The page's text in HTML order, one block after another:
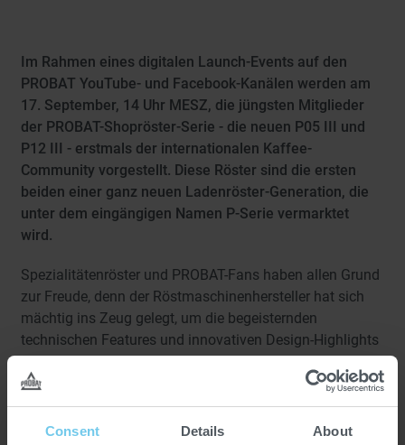
Consent Details About
Im Rahmen eines digitalen Launch-Events auf den
PROBAT YouTube- und Facebook-Kanälen werden am
17. September, 14 Uhr MESZ, die jüngsten Mitglieder
der PROBAT-Shopröster-Serie - die neuen P05 III und
P12 III - erstmals der internationalen Kaffee-
Community vorgestellt. Diese Röster sind die ersten
beiden einer ganz neuen Ladenröster-Generation, die
unter dem eingängigen Namen P-Serie vermarktet
wird.
Spezialitätenröster und PROBAT-Fans haben allen Grund
zur Freude, denn der Röstmaschinenhersteller hat sich
mächtig ins Zeug gelegt, um die begeisternden
technischen Features und innovativen Design-Highlights
demonstrieren. Abgerundet wird die digitale
Markteinführung durch einen multimedialen Mix aus
einer Röstsession auf dem neuen P05 und einer